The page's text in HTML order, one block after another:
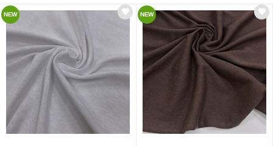
NEW NEW